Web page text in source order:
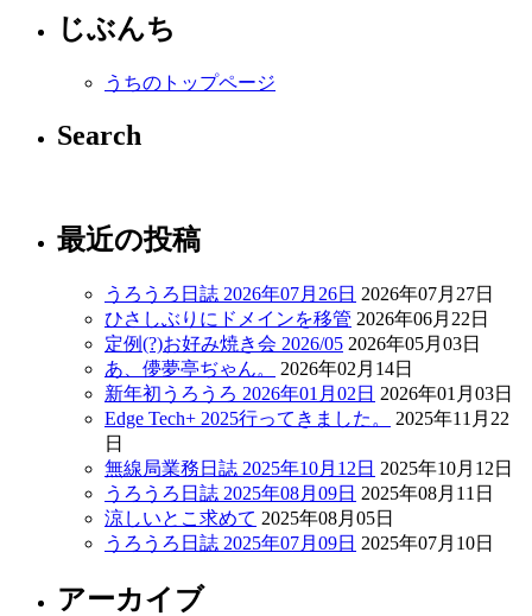
じぶんち
うちのトップページ
Search
最近の投稿
うろうろ日誌 2026年07月26日 2026年07月27日
ひさしぶりにドメインを移管 2026年06月22日
定例(?)お好み焼き会 2026/05 2026年05月03日
あ、儚夢亭ぢゃん。
2026年02月14日
新年初うろうろ 2026年01月02日 2026年01月03日
Edge Tech+ 2025行ってきました。
2025年11月22
日
無線局業務日誌 2025年10月12日 2025年10月12日
うろうろ日誌 2025年08月09日 2025年08月11日
涼しいとこ求めて 2025年08月05日
うろうろ日誌 2025年07月09日 2025年07月10日
アーカイブ